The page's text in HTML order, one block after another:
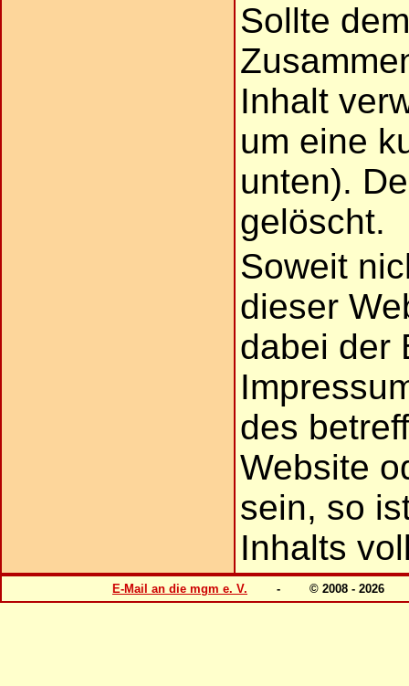
Sollte
Inhalt
um eine
unten).
gelöscht.
Soweit
dieser
dabei der
des
Website
sein, so
Inhalts
E-Mail an die mgm e. V. - © 2008 -